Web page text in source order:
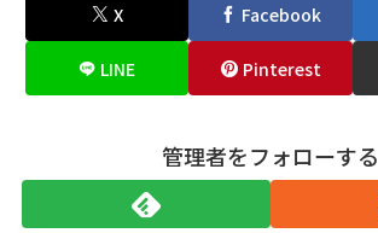
X Facebook
LINE Pinterest
管理者をフォローする